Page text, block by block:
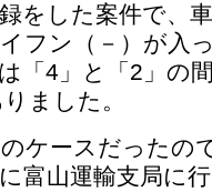
をした案件で、
フン（－）が入
「4」と「2」の
ました。
ケースだったの
富山運輸支局に